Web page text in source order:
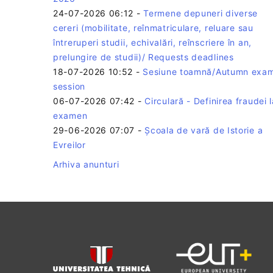
24-07-2026 06:12 -Termene depuneri diverse
cereri (mobilitate, reînmatriculare, reluare sau
întreruperi studii, echivalări, reînscriere în an,
prelungire de studii)/ Requests deadlines
18-07-2026 10:52 - Sesiune toamnă/Autumn
session
06-07-2026 07:42 - Circulară - Definirea fraudei
examen
29-06-2026 07:07 - Școala de vară de Istorie a
Evreilor
Arhiva anunturi